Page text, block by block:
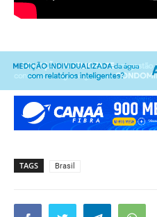
TAGS Brasil